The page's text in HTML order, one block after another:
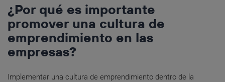
¿Por qué es importante
promover una cultura de
emprendimiento en las
empresas?
Implementar una cultura de emprendimiento dentro de la